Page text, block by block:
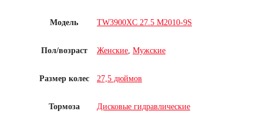
Модель TW3900XC 27.5 M2010-9S
Пол/возраст Женские, Мужские
Размер колес 27,5 дюймов
Тормоза Дисковые гидравлические